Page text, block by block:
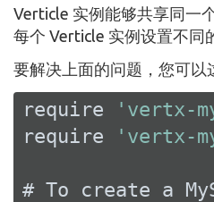
Verticle 实例能够共享同一
每个 Verticle 实例设置不同
要解决上面的问题，您可以
require
'vertx-
require
'vertx-
# To create a